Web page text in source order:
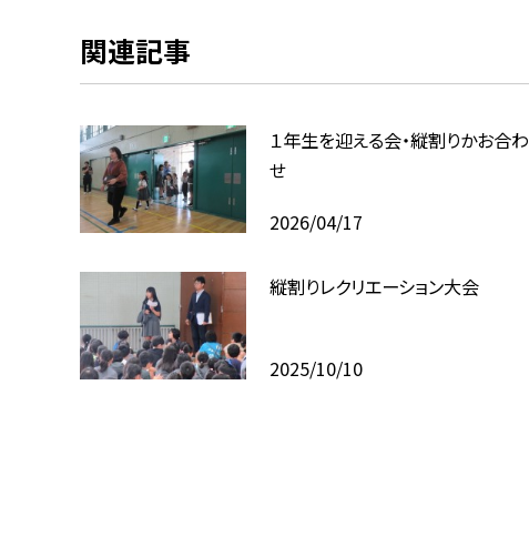
関連記事
１年生を迎える会・縦割りかお合わ
せ
2026/04/17
縦割りレクリエーション大会
2025/10/10